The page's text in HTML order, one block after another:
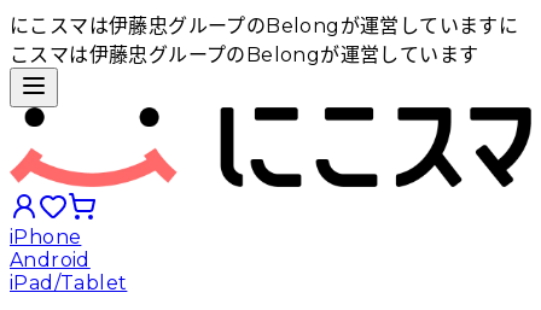
にこスマは伊藤忠グループのBelongが運営しています に
こスマは伊藤忠グループのBelongが運営しています
iPhone
Android
iPad/Tablet